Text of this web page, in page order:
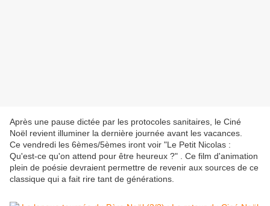
Après une pause dictée par les protocoles sanitaires, le Ciné
Noël revient illuminer la dernière journée avant les vacances.
Ce vendredi les 6èmes/5èmes iront voir "Le Petit Nicolas :
Qu'est-ce qu'on attend pour être heureux ?" . Ce film d'animation
plein de poésie devraient permettre de revenir aux sources de ce
classique qui a fait rire tant de générations.